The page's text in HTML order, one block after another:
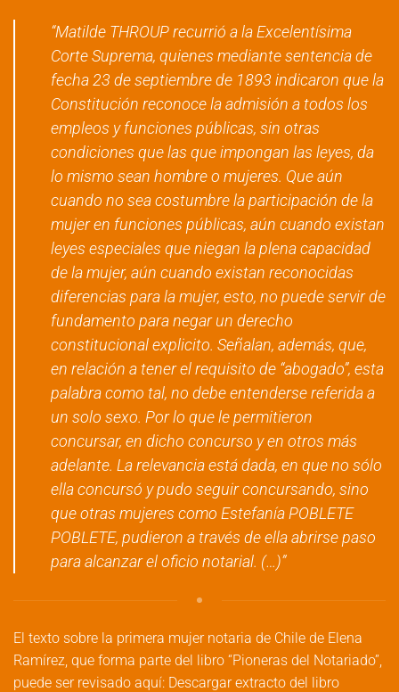
“Matilde THROUP recurrió a la Excelentísima
Corte Suprema, quienes mediante sentencia de
fecha 23 de septiembre de 1893 indicaron que la
Constitución reconoce la admisión a todos los
empleos y funciones públicas, sin otras
condiciones que las que impongan las leyes, da
lo mismo sean hombre o mujeres. Que aún
cuando no sea costumbre la participación de la
mujer en funciones públicas, aún cuando existan
leyes especiales que niegan la plena capacidad
de la mujer, aún cuando existan reconocidas
diferencias para la mujer, esto, no puede servir de
fundamento para negar un derecho
constitucional explicito. Señalan, además, que,
en relación a tener el requisito de “abogado”, esta
palabra como tal, no debe entenderse referida a
un solo sexo. Por lo que le permitieron
concursar, en dicho concurso y en otros más
adelante. La relevancia está dada, en que no sólo
ella concursó y pudo seguir concursando, sino
que otras mujeres como Estefanía POBLETE
POBLETE, pudieron a través de ella abrirse paso
para alcanzar el oficio notarial. (…)”
El texto sobre la primera mujer notaria de Chile de Elena
Ramírez, que forma parte del libro “Pioneras del Notariado”,
puede ser revisado aquí: Descargar extracto del libro